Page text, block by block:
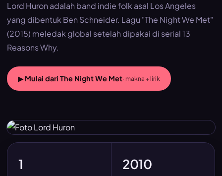
Lord Huron adalah band indie folk asal Los Angeles
yang dibentuk Ben Schneider. Lagu "The Night We Met"
(2015) meledak global setelah dipakai di serial 13
Reasons Why.
▶ Mulai dari The Night We Met· makna + lirik
1 2010